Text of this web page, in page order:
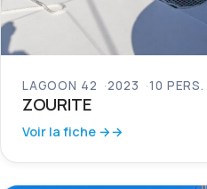
LAGOON 42 2023 10 PERS.
ZOURITE
Voir la fiche →